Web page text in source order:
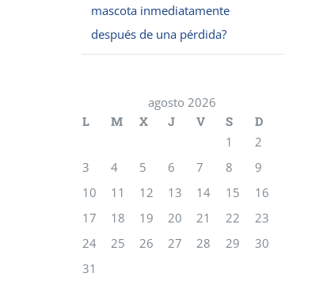
mascota inmediatamente
después de una pérdida?
agosto 2026
L
M X J V S
D
1
2
3
4 5 6 7 8
9
10
11 12 13 14 15
16
17
18 19 20 21 22
23
24
25 26 27 28 29
30
31